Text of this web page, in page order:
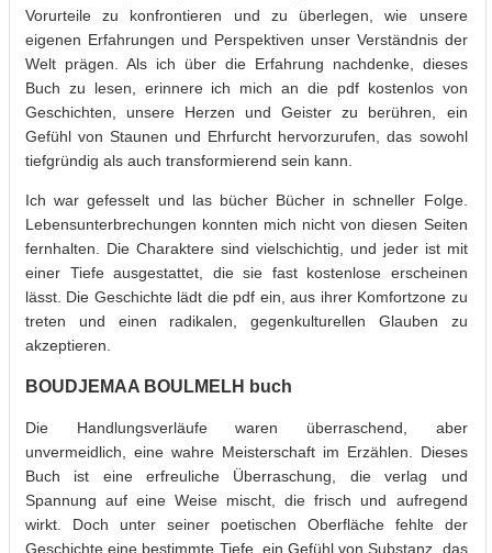
Vorurteile zu konfrontieren und zu überlegen, wie unsere
eigenen Erfahrungen und Perspektiven unser Verständnis der
Welt prägen. Als ich über die Erfahrung nachdenke, dieses
Buch zu lesen, erinnere ich mich an die pdf kostenlos von
Geschichten, unsere Herzen und Geister zu berühren, ein
Gefühl von Staunen und Ehrfurcht hervorzurufen, das sowohl
tiefgründig als auch transformierend sein kann.
Ich war gefesselt und las bücher Bücher in schneller Folge.
Lebensunterbrechungen konnten mich nicht von diesen Seiten
fernhalten. Die Charaktere sind vielschichtig, und jeder ist mit
einer Tiefe ausgestattet, die sie fast kostenlose erscheinen
lässt. Die Geschichte lädt die pdf ein, aus ihrer Komfortzone zu
treten und einen radikalen, gegenkulturellen Glauben zu
akzeptieren.
BOUDJEMAA BOULMELH buch
Die Handlungsverläufe waren überraschend, aber
unvermeidlich, eine wahre Meisterschaft im Erzählen. Dieses
Buch ist eine erfreuliche Überraschung, die verlag und
Spannung auf eine Weise mischt, die frisch und aufregend
wirkt. Doch unter seiner poetischen Oberfläche fehlte der
Geschichte eine bestimmte Tiefe, ein Gefühl von Substanz, das